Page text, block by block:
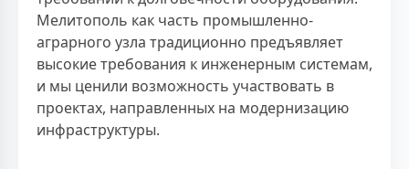
Мелитополь как часть промышленно-
аграрного узла традиционно предъявляет
высокие требования к инженерным системам,
и мы ценили возможность участвовать в
проектах, направленных на модернизацию
инфраструктуры.